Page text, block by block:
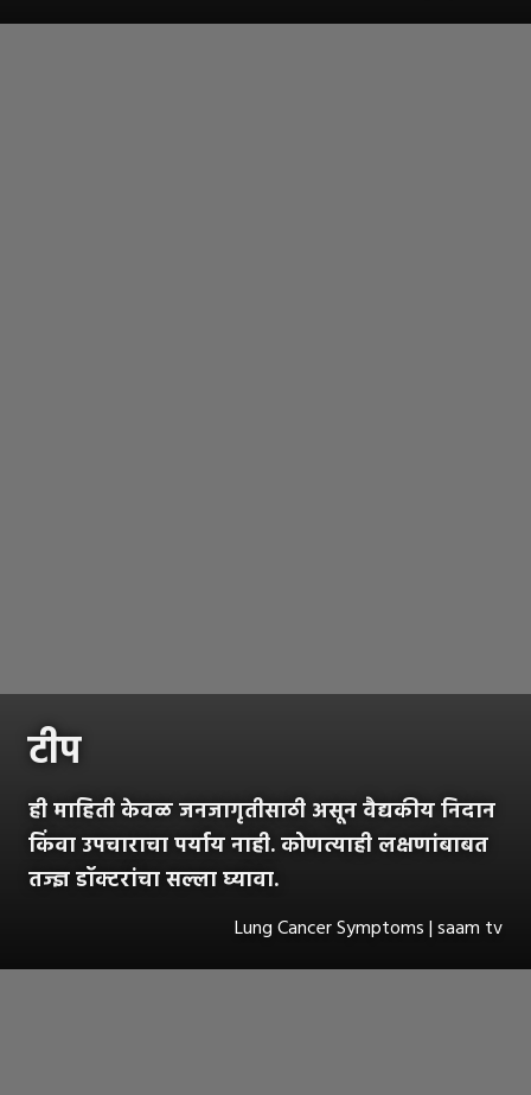
टीप
ही माहिती केवळ जनजागृतीसाठी असून वैद्यकीय निदान
किंवा उपचाराचा पर्याय नाही. कोणत्याही लक्षणांबाबत
तज्ज्ञ डॉक्टरांचा सल्ला घ्यावा.
Lung Cancer Symptoms | saam tv